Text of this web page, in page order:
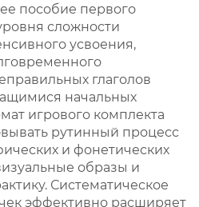
пособие первого
сложности
усвоения,
глаголов
начальных
игрового комплекта
рутинный процесс
и фонетических
образы и
Систематическое
эффективно расширяет